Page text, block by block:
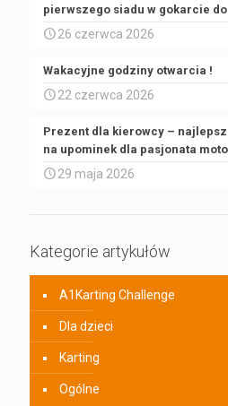
pierwszego siadu w gokarcie do
26 czerwca 2026
Wakacyjne godziny otwarcia !
22 czerwca 2026
Prezent dla kierowcy –
na upominek dla pasjonata
29 maja 2026
Kategorie artykułów
A1Karting Challenge
Dla dzieci
Karting
Ogólne